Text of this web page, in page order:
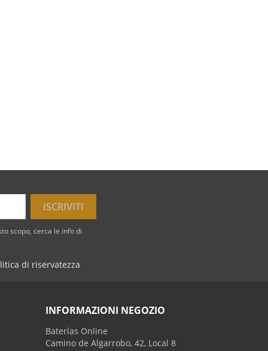
scopo, cerca le info di
di riservatezza
INFORMAZIONI NEGOZIO
Baterías Online
Camino de Algarrobo, 42, Local 8